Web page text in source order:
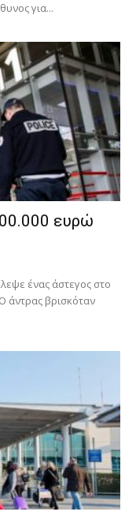
για...
ευρώ
ένας άστεγος στο
άντρας βρισκόταν